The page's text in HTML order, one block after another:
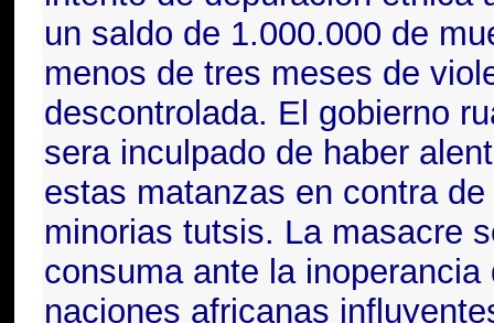
un saldo de 1.000.000 de
menos de tres meses de
descontrolada. El gobierno
sera inculpado de haber
estas matanzas en contra de
minorias tutsis. La masacre
consuma ante la inoperancia
naciones africanas